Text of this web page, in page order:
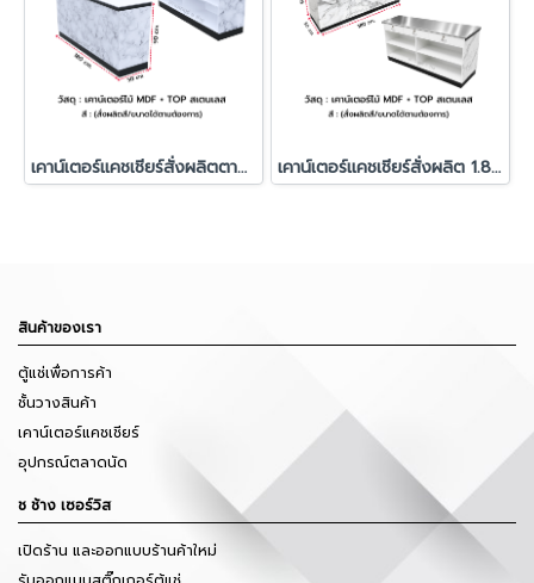
เคาน์เตอร์แคชเชียร์สั่งผลิตตามแบบ 1.80 เมตร ท็อปสแตนเลส เคาน์เตอร์แคชเชียร์สั่งผลิต 1.80 เมตร ลายหินอ่อน ท็อปสแตนเลส
สินค้าของเรา
ตู้แช่เพื่อการค้า
ชั้นวางสินค้า
เคาน์เตอร์แคชเชียร์
อุปกรณ์ตลาดนัด
ช ช้าง เซอร์วิส
เปิดร้าน และออกแบบร้านค้าใหม่